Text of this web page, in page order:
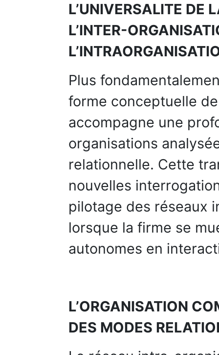
L’UNIVERSALITE DE
L’INTER-
Plus
forme conceptuelle
accompagne une
organisations
relationnelle. Cette
nouvelles
pilotage des réseaux
lorsque la firme se
autonomes en
L’ORGANISATION
DES MODES